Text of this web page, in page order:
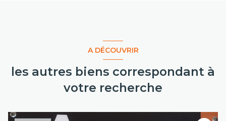
A DÉCOUVRIR
les autres biens correspondant à
votre recherche